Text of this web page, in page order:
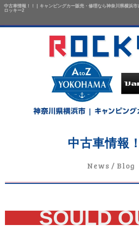
中古車情報！！ | キャンピングカー販売・修理なら神奈川県横浜市
ロッキー2
中古車情報
News / Blog
SOULD